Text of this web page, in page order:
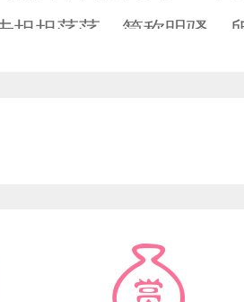
坦坦荡荡，简称明骚
被牵上线，家养的一
须知：1、不讲攻受，
错的话可以留下评论，